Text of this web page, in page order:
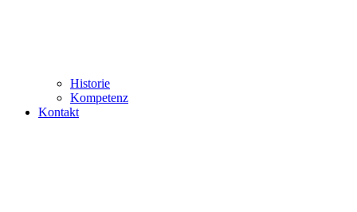
Historie
Kompetenz
Kontakt